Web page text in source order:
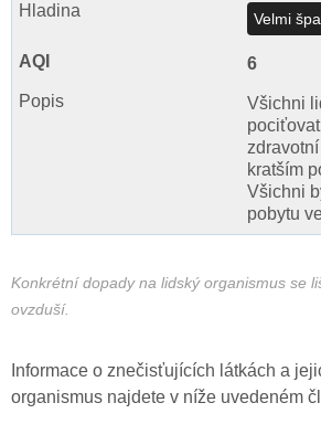
Velmi
6
Všichni
kratším
Všichni
pobytu
Konkrétní dopady na lidský organismus se
ovzduší.
Informace o znečisťujících látkách a
organismus najdete v níže uvedeném